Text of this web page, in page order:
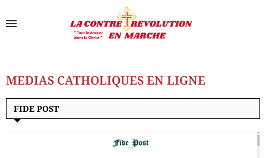
MEDIAS CATHOLIQUES EN LIGNE
FIDE POST